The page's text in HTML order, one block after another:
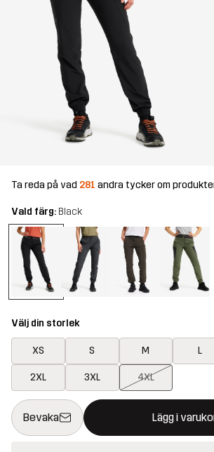
Ta reda på vad 281 andra tycker om
Vald färg: Black
Välj din storlek
XS S M L
2XL 3XL 4XL
Bevaka Lägg i
Denna knapp kommer att öppna en
{{size}} inte tillgänglig